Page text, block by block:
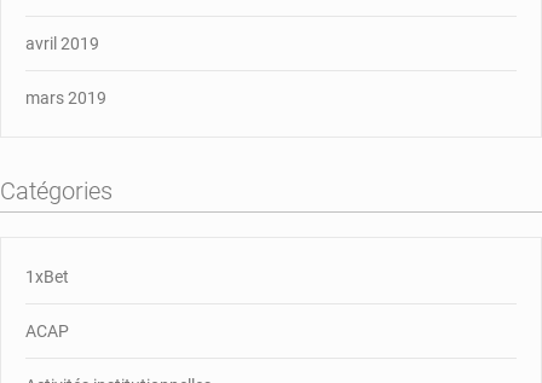
avril 2019
mars 2019
Catégories
1xBet
ACAP